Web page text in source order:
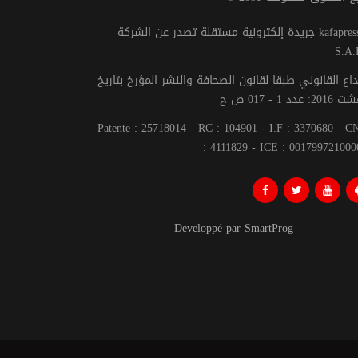
جريدة إلكترونية مستقلة تصدر عن الشركة kafapresse -
القانوني طبقا لقانون الصحافة والنشر المؤرخ بتاريخ
Patente : 25718014 - RC : 104901 - I.F : 3370680 -
: 4111829 - ICE :
Developpé par SmartProg